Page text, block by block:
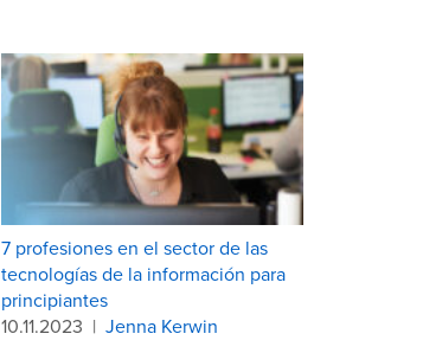
7 profesiones en el sector de las
tecnologías de la información para
principiantes
10.11.2023 | Jenna Kerwin